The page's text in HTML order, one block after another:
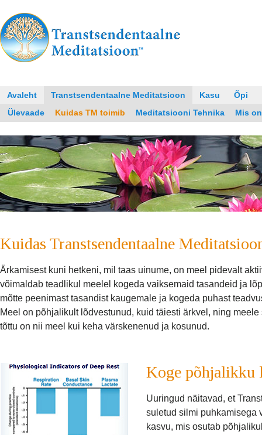
Avaleht Transtsendentaalne Meditatsioon Kasu
Õpi
Ülevaade
Kuidas TM toimib Meditatsiooni Tehnika Mis
Kuidas Transtsendentaalne
Ärkamisest kuni hetkeni, mil taas uinume, on meel pidevalt
võimaldab teadlikul meelel kogeda vaiksemaid tasandeid ja
mõtte peenimast tasandist kaugemale ja kogeda puhast
Meel on põhjalikult lõdvestunud, kuid täiesti ärkvel, ning
tõttu on nii meel kui keha värskenenud ja kosunud.
Koge põhjalikku
Uuringud näitavad, et
suletud silmi puhkamisega
kasvu, mis osutab